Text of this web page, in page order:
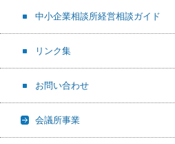
中小企業相談所経営相談ガイド
リンク集
お問い合わせ
会議所事業